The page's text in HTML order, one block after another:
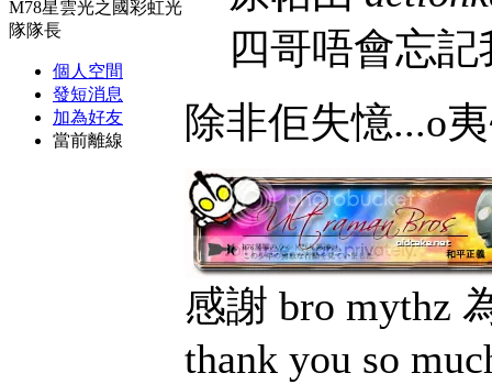
M78星雲光之國彩虹光
隊隊長
個人空間
發短消息
加為好友
當前離線
四哥唔會忘
除非佢失憶...o
感謝 bro mythz
thank you so